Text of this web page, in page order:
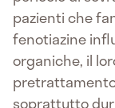
pazienti che
fenotiazine
organiche, il
soprattutto